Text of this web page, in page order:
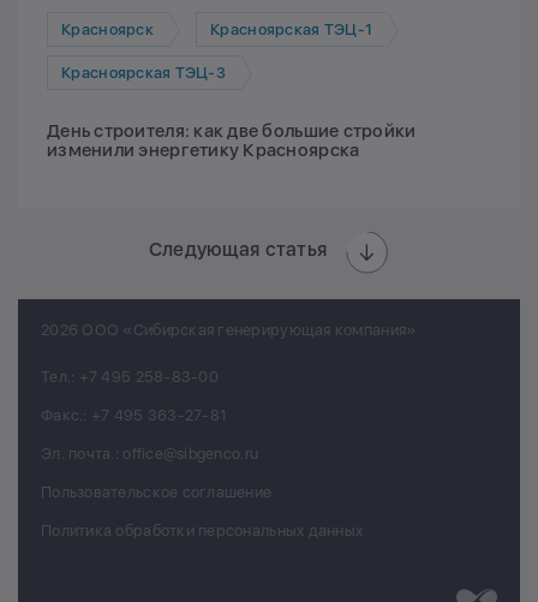
Красноярск Красноярская ТЭЦ-1
Красноярская ТЭЦ-3
День строителя: как две большие стройки
изменили энергетику Красноярска
Следующая статья
2026 ООО «Сибирская генерирующая компания»
Тел.: +7 495 258-83-00
Факс.: +7 495 363-27-81
Эл. почта.: office@sibgenco.ru
Пользовательское соглашение
Политика обработки персональных данных